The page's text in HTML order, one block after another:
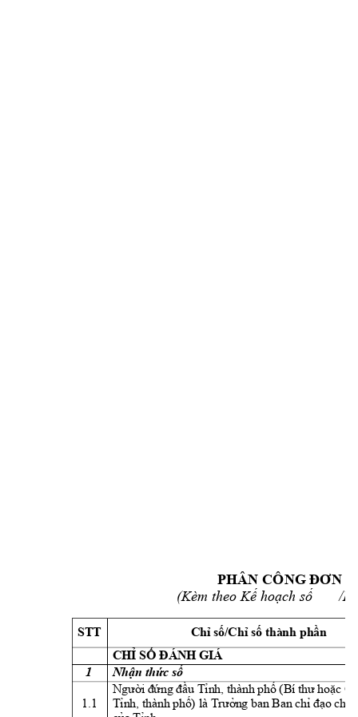
PHÂN CÔNG ĐƠN
(Kèm theo Kế hoạch số
/
STT
Chỉ số/Chỉ số thành phần
CHỈ SỐ ĐÁNH GIÁ
1 Nhận thức số
1.1
Người đứng đầu Tỉnh , thành phố (Bí thư hoặc Ch
Tỉnh , thành phố) là Trưởng ban Ban chỉ đạo